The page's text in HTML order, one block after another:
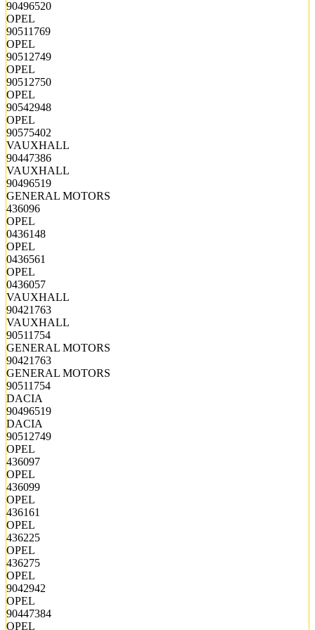
90496520
OPEL
90511769
OPEL
90512749
OPEL
90512750
OPEL
90542948
OPEL
90575402
VAUXHALL
90447386
VAUXHALL
90496519
GENERAL MOTORS
436096
OPEL
0436148
OPEL
0436561
OPEL
0436057
VAUXHALL
90421763
VAUXHALL
90511754
GENERAL MOTORS
90421763
GENERAL MOTORS
90511754
DACIA
90496519
DACIA
90512749
OPEL
436097
OPEL
436099
OPEL
436161
OPEL
436225
OPEL
436275
OPEL
9042942
OPEL
90447384
OPEL